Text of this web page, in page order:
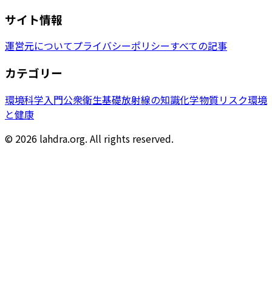
サイト情報
運営元についてプライバシーポリシーすべての記事
カテゴリー
環境科学入門公衆衛生基礎放射線の知識化学物質リスク環境
と健康
© 2026 lahdra.org. All rights reserved.